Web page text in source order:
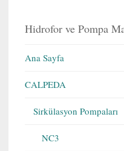
Hidrofor ve Pompa
Ana Sayfa
CALPEDA
Sirkülasyon Pompaları
NC3